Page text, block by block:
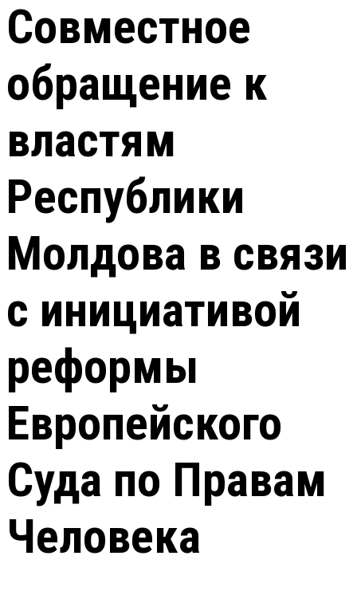
Совместное
обращение к
властям
Республики
Молдова в связи
с инициативой
реформы
Европейского
Суда по Правам
Человека